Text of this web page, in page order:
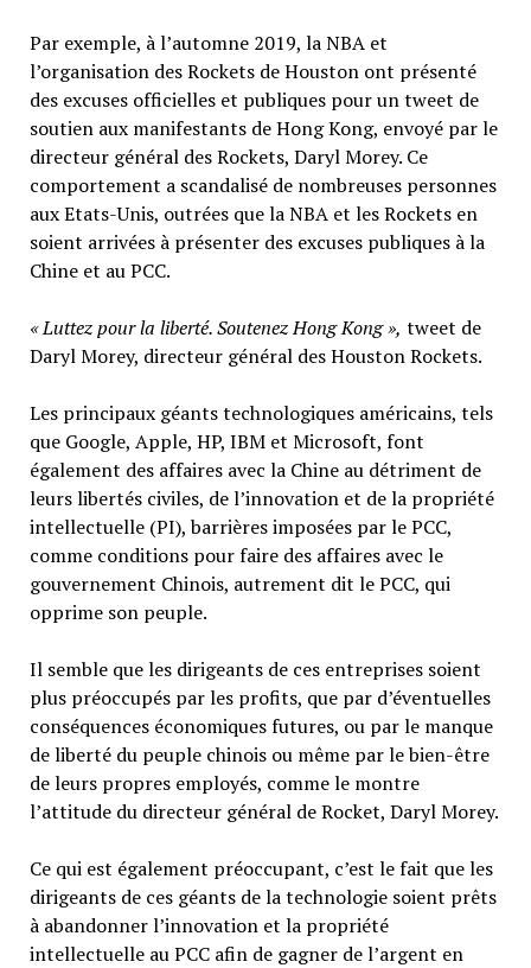
Par exemple, à l’automne 2019, la NBA et
l’organisation des Rockets de Houston ont présenté
des excuses officielles et publiques pour un tweet de
soutien aux manifestants de Hong Kong, envoyé par le
directeur général des Rockets, Daryl Morey. Ce
comportement a scandalisé de nombreuses personnes
aux Etats-Unis, outrées que la NBA et les Rockets en
soient arrivées à présenter des excuses publiques à la
Chine et au PCC.
« Luttez pour la liberté. Soutenez Hong Kong », tweet de
Daryl Morey, directeur général des Houston Rockets.
Les principaux géants technologiques américains, tels
que Google, Apple, HP, IBM et Microsoft, font
également des affaires avec la Chine au détriment de
leurs libertés civiles, de l’innovation et de la propriété
intellectuelle (PI), barrières imposées par le PCC,
comme conditions pour faire des affaires avec le
gouvernement Chinois, autrement dit le PCC, qui
opprime son peuple.
Il semble que les dirigeants de ces entreprises soient
plus préoccupés par les profits, que par d’éventuelles
conséquences économiques futures, ou par le manque
de liberté du peuple chinois ou même par le bien-être
de leurs propres employés, comme le montre
l’attitude du directeur général de Rocket, Daryl Morey.
Ce qui est également préoccupant, c’est le fait que les
dirigeants de ces géants de la technologie soient prêts
à abandonner l’innovation et la propriété
intellectuelle au PCC afin de gagner de l’argent en